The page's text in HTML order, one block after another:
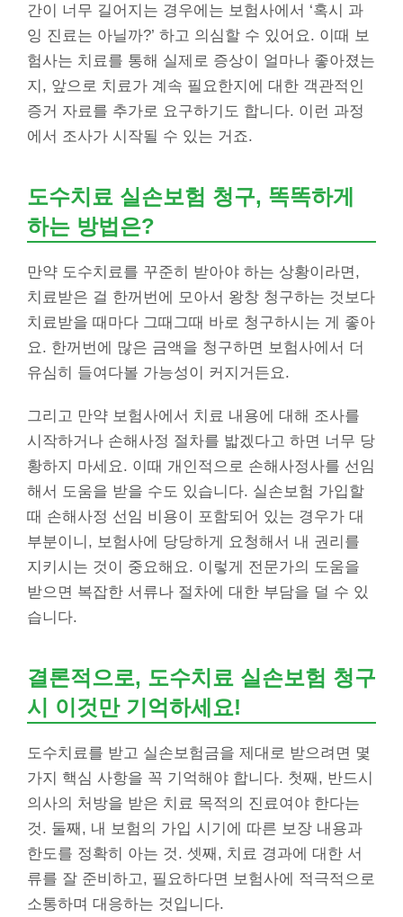
간이 너무 길어지는 경우에는 보험사에서 ‘혹시 과
잉 진료는 아닐까?’ 하고 의심할 수 있어요. 이때 보
험사는 치료를 통해 실제로 증상이 얼마나 좋아졌는
지, 앞으로 치료가 계속 필요한지에 대한 객관적인
증거 자료를 추가로 요구하기도 합니다. 이런 과정
에서 조사가 시작될 수 있는 거죠.
도수치료 실손보험 청구, 똑똑하게
하는 방법은?
만약 도수치료를 꾸준히 받아야 하는 상황이라면,
치료받은 걸 한꺼번에 모아서 왕창 청구하는 것보다
치료받을 때마다 그때그때 바로 청구하시는 게 좋아
요. 한꺼번에 많은 금액을 청구하면 보험사에서 더
유심히 들여다볼 가능성이 커지거든요.
그리고 만약 보험사에서 치료 내용에 대해 조사를
시작하거나 손해사정 절차를 밟겠다고 하면 너무 당
황하지 마세요. 이때 개인적으로 손해사정사를 선임
해서 도움을 받을 수도 있습니다. 실손보험 가입할
때 손해사정 선임 비용이 포함되어 있는 경우가 대
부분이니, 보험사에 당당하게 요청해서 내 권리를
지키시는 것이 중요해요. 이렇게 전문가의 도움을
받으면 복잡한 서류나 절차에 대한 부담을 덜 수 있
습니다.
결론적으로, 도수치료 실손보험 청구
시 이것만 기억하세요!
도수치료를 받고 실손보험금을 제대로 받으려면 몇
가지 핵심 사항을 꼭 기억해야 합니다. 첫째, 반드시
의사의 처방을 받은 치료 목적의 진료여야 한다는
것. 둘째, 내 보험의 가입 시기에 따른 보장 내용과
한도를 정확히 아는 것. 셋째, 치료 경과에 대한 서
류를 잘 준비하고, 필요하다면 보험사에 적극적으로
소통하며 대응하는 것입니다.